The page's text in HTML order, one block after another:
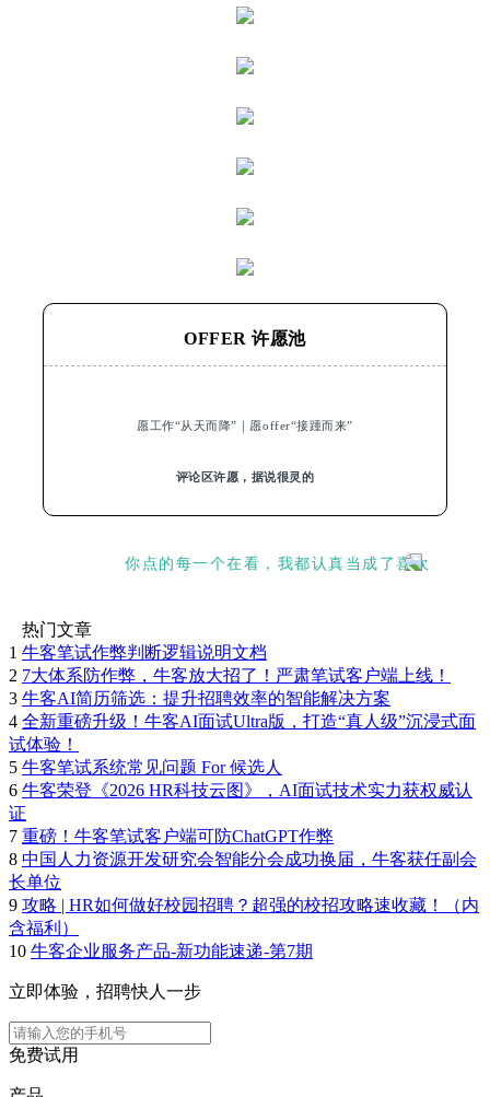
OFFER 许愿池
愿工作“从天而降”｜愿offer“接踵而来”
评论区许愿，据说很灵的
你点的每一个在看，我都认真当成了喜欢
热门文章
1 牛客笔试作弊判断逻辑说明文档
2 7大体系防作弊，牛客放大招了！严肃笔试客户端上线！
3 牛客AI简历筛选：提升招聘效率的智能解决方案
4 全新重磅升级！牛客AI面试Ultra版，打造“真人级”沉浸式面
试体验！
5 牛客笔试系统常见问题 For 候选人
6 牛客荣登《2026 HR科技云图》，AI面试技术实力获权威认
证
7 重磅！牛客笔试客户端可防ChatGPT作弊
8 中国人力资源开发研究会智能分会成功换届，牛客获任副会
长单位
9 攻略 | HR如何做好校园招聘？超强的校招攻略速收藏！（内
含福利）
10 牛客企业服务产品-新功能速递-第7期
立即体验，招聘快人一步
免费试用